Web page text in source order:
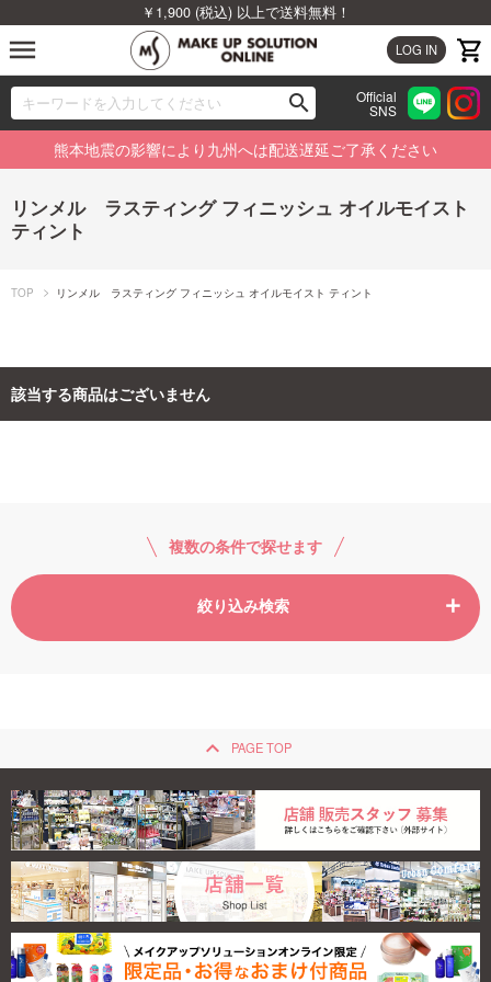
￥1,900 (税込) 以上で送料無料！
LOG IN
menu
search
00
Official
SNS
ブランドから探す
カテゴリから探す
新着商品から探す
ランキングから探す
ビューティジャーナルから探す
熊本地震の影響により九州へは配送遅延ご了承ください
リンメル ラスティング フィニッシュ オイルモイスト
ティント
TOP リンメル ラスティング フィニッシュ オイルモイスト ティント
該当する商品はございません
複数の条件で探せます
絞り込み検索
keyboard_arrow_up PAGE TOP